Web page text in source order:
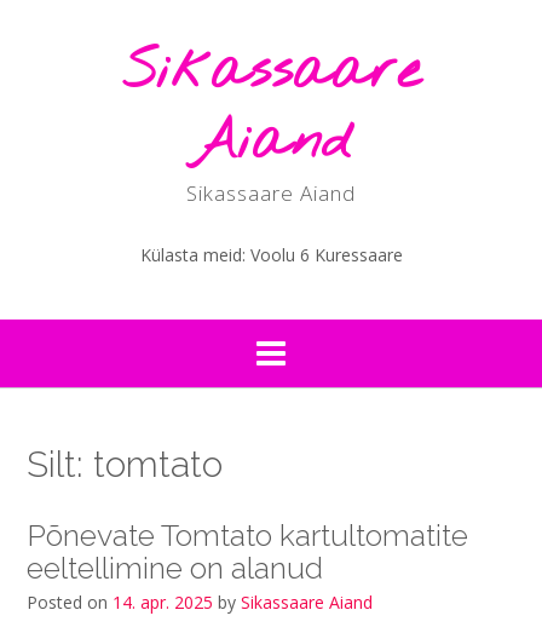
Sikassaare
Aiand
Sikassaare Aiand
Külasta meid: Voolu 6 Kuressaare
Silt: tomtato
Põnevate Tomtato kartultomatite
eeltellimine on alanud
Posted on 14. apr. 2025 by Sikassaare Aiand